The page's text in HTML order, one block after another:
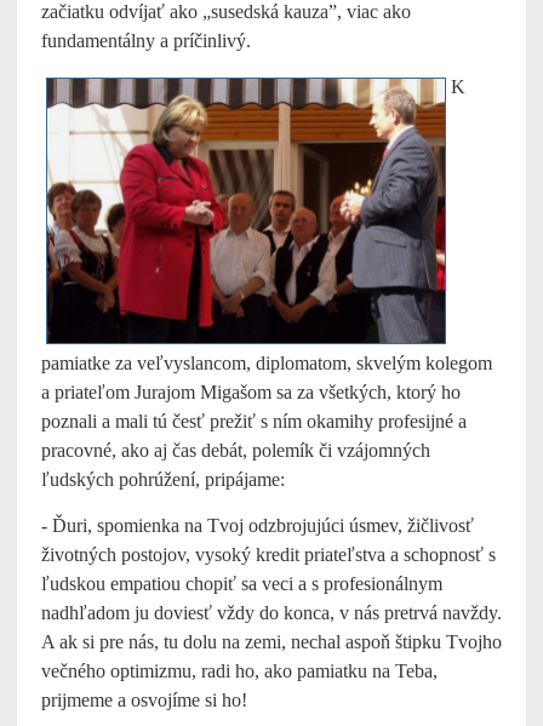
začiatku odvíjať ako „susedská kauza”, viac ako
fundamentálny a príčinlivý.
K
pamiatke za veľvyslancom, diplomatom, skvelým kolegom
a priateľom Jurajom Migašom sa za všetkých, ktorý ho
poznali a mali tú česť prežiť s ním okamihy profesijné a
pracovné, ako aj čas debát, polemík či vzájomných
ľudských pohrúžení, pripájame:
- Ďuri, spomienka na Tvoj odzbrojujúci úsmev, žičlivosť
životných postojov, vysoký kredit priateľstva a schopnosť s
ľudskou empatiou chopiť sa veci a s profesionálnym
nadhľadom ju doviesť vždy do konca, v nás pretrvá navždy.
A ak si pre nás, tu dolu na zemi, nechal aspoň štipku Tvojho
večného optimizmu, radi ho, ako pamiatku na Teba,
prijmeme a osvojíme si ho!